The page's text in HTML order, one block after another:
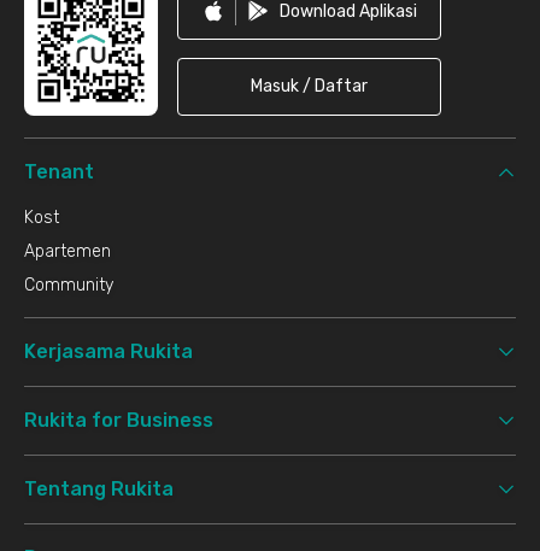
Download Aplikasi
Masuk / Daftar
Tenant
Kost
Apartemen
Community
Kerjasama Rukita
Rukita for Business
Tentang Rukita